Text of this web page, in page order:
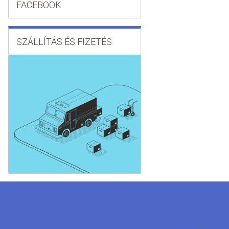
FACEBOOK
SZÁLLÍTÁS ÉS FIZETÉS